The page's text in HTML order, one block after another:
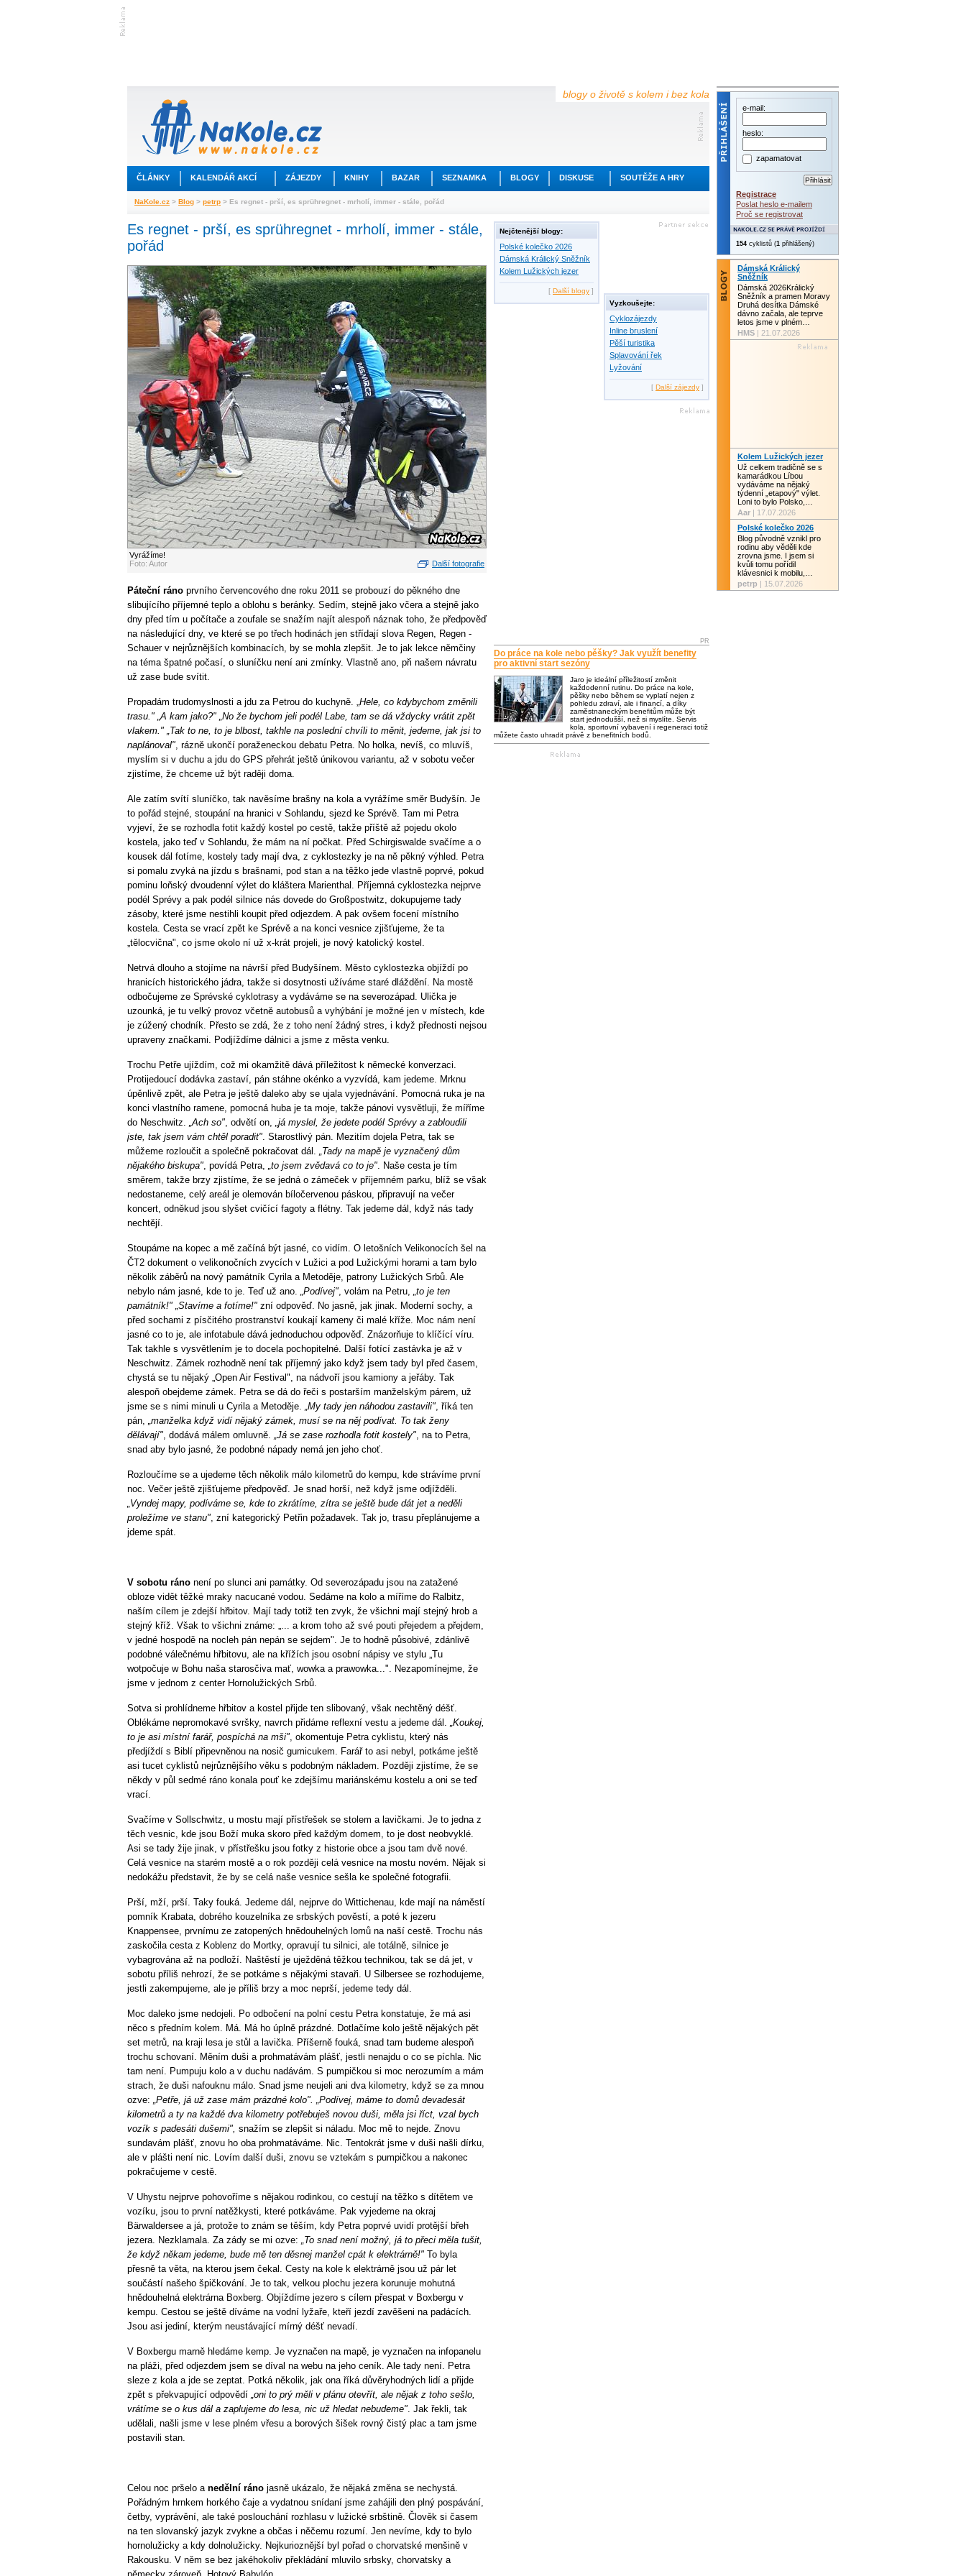
blogy o životě s kolem i bez kola
ČLÁNKY KALENDÁŘ AKCÍ ZÁJEZDY KNIHY BAZAR SEZNAMKA BLOGY DISKUSE SOUTĚŽE A HRY
NaKole.cz > Blog > petrp > Es regnet - prší, es sprühregnet - mrholí, immer - stále, pořád
Es regnet - prší, es sprühregnet - mrholí, immer - stále,
pořád
Vyrážíme!
Foto: Autor
Další fotografie
Páteční ráno prvního červencového dne roku 2011 se probouzí do pěkného dne
slibujícího příjemné teplo a oblohu s beránky. Sedím, stejně jako včera a stejně jako
dny před tím u počítače a zoufale se snažím najít alespoň náznak toho, že předpověď
na následující dny, ve které se po třech hodinách jen střídají slova Regen, Regen -
Schauer v nejrůznějších kombinacích, by se mohla zlepšit. Je to jak lekce němčiny
na téma špatné počasí, o sluníčku není ani zmínky. Vlastně ano, při našem návratu
už zase bude svítit.
Propadám trudomyslnosti a jdu za Petrou do kuchyně. „Hele, co kdybychom změnili
trasu." „A kam jako?" „No že bychom jeli podél Labe, tam se dá vždycky vrátit zpět
vlakem." „Tak to ne, to je blbost, takhle na poslední chvíli to měnit, jedeme, jak jsi to
naplánoval", rázně ukončí poraženeckou debatu Petra. No holka, nevíš, co mluvíš,
myslím si v duchu a jdu do GPS přehrát ještě únikovou variantu, až v sobotu večer
zjistíme, že chceme už být raději doma.
Ale zatím svítí sluníčko, tak navěsíme brašny na kola a vyrážíme směr Budyšín. Je
to pořád stejné, stoupání na hranici v Sohlandu, sjezd ke Sprévě. Tam mi Petra
vyjeví, že se rozhodla fotit každý kostel po cestě, takže příště až pojedu okolo
kostela, jako teď v Sohlandu, že mám na ní počkat. Před Schirgiswalde svačíme a o
kousek dál fotíme, kostely tady mají dva, z cyklostezky je na ně pěkný výhled. Petra
si pomalu zvyká na jízdu s brašnami, pod stan a na těžko jede vlastně poprvé, pokud
pominu loňský dvoudenní výlet do kláštera Marienthal. Příjemná cyklostezka nejprve
podél Sprévy a pak podél silnice nás dovede do Großpostwitz, dokupujeme tady
zásoby, které jsme nestihli koupit před odjezdem. A pak ovšem focení místního
kostela. Cesta se vrací zpět ke Sprévě a na konci vesnice zjišťujeme, že ta
„tělocvična", co jsme okolo ní už x-krát projeli, je nový katolický kostel.
Netrvá dlouho a stojíme na návrší před Budyšínem. Město cyklostezka objíždí po
hranicích historického jádra, takže si dosytnosti užíváme staré dláždění. Na mostě
odbočujeme ze Sprévské cyklotrasy a vydáváme se na severozápad. Ulička je
uzounká, je tu velký provoz včetně autobusů a vyhýbání je možné jen v místech, kde
je zúžený chodník. Přesto se zdá, že z toho není žádný stres, i když přednosti nejsou
upraveny značkami. Podjíždíme dálnici a jsme z města venku.
Trochu Petře ujíždím, což mi okamžitě dává příležitost k německé konverzaci.
Protijedoucí dodávka zastaví, pán stáhne okénko a vyzvídá, kam jedeme. Mrknu
úpěnlivě zpět, ale Petra je ještě daleko aby se ujala vyjednávání. Pomocná ruka je na
konci vlastního ramene, pomocná huba je ta moje, takže pánovi vysvětluji, že míříme
do Neschwitz. „Ach so", odvětí on, „já myslel, že jedete podél Sprévy a zabloudili
jste, tak jsem vám chtěl poradit". Starostlivý pán. Mezitím dojela Petra, tak se
můžeme rozloučit a společně pokračovat dál. „Tady na mapě je vyznačený dům
nějakého biskupa", povídá Petra, „to jsem zvědavá co to je". Naše cesta je tím
směrem, takže brzy zjistíme, že se jedná o zámeček v příjemném parku, blíž se však
nedostaneme, celý areál je olemován bíločervenou páskou, připravují na večer
koncert, odněkud jsou slyšet cvičící fagoty a flétny. Tak jedeme dál, když nás tady
nechtějí.
Stoupáme na kopec a mě začíná být jasné, co vidím. O letošních Velikonocích šel na
ČT2 dokument o velikonočních zvycích v Lužici a pod Lužickými horami a tam bylo
několik záběrů na nový památník Cyrila a Metoděje, patrony Lužických Srbů. Ale
nebylo nám jasné, kde to je. Teď už ano. „Podívej", volám na Petru, „to je ten
památník!" „Stavíme a fotíme!" zní odpověď. No jasně, jak jinak. Moderní sochy, a
před sochami z písčitého prostranství koukají kameny či malé kříže. Moc nám není
jasné co to je, ale infotabule dává jednoduchou odpověď. Znázorňuje to klíčící víru.
Tak takhle s vysvětlením je to docela pochopitelné. Další fotící zastávka je až v
Neschwitz. Zámek rozhodně není tak příjemný jako když jsem tady byl před časem,
chystá se tu nějaký „Open Air Festival", na nádvoří jsou kamiony a jeřáby. Tak
alespoň obejdeme zámek. Petra se dá do řeči s postarším manželským párem, už
jsme se s nimi minuli u Cyrila a Metoděje. „My tady jen náhodou zastavili", říká ten
pán, „manželka když vidí nějaký zámek, musí se na něj podívat. To tak ženy
dělávají", dodává málem omluvně. „Já se zase rozhodla fotit kostely", na to Petra,
snad aby bylo jasné, že podobné nápady nemá jen jeho choť.
Rozloučíme se a ujedeme těch několik málo kilometrů do kempu, kde strávíme první
noc. Večer ještě zjišťujeme předpověď. Je snad horší, než když jsme odjížděli.
„Vyndej mapy, podíváme se, kde to zkrátíme, zítra se ještě bude dát jet a neděli
proležíme ve stanu", zní kategorický Petřin požadavek. Tak jo, trasu přeplánujeme a
jdeme spát.
V sobotu ráno není po slunci ani památky. Od severozápadu jsou na zatažené
obloze vidět těžké mraky nacucané vodou. Sedáme na kolo a míříme do Ralbitz,
naším cílem je zdejší hřbitov. Mají tady totiž ten zvyk, že všichni mají stejný hrob a
stejný kříž. Však to všichni známe: „... a krom toho až své pouti přejedem a přejdem,
v jedné hospodě na nocleh pán nepán se sejdem". Je to hodně působivé, zdánlivě
podobné válečnému hřbitovu, ale na křížích jsou osobní nápisy ve stylu „Tu
wotpočuje w Bohu naša starosčiva mať, wowka a prawowka...". Nezapomínejme, že
jsme v jednom z center Hornolužických Srbů.
Sotva si prohlídneme hřbitov a kostel přijde ten slibovaný, však nechtěný déšť.
Oblékáme nepromokavé svršky, navrch přidáme reflexní vestu a jedeme dál. „Koukej,
to je asi místní farář, pospíchá na mši", okomentuje Petra cyklistu, který nás
předjíždí s Biblí připevněnou na nosič gumicukem. Farář to asi nebyl, potkáme ještě
asi tucet cyklistů nejrůznějšího věku s podobným nákladem. Později zjistíme, že se
někdy v půl sedmé ráno konala pouť ke zdejšímu mariánskému kostelu a oni se teď
vrací.
Svačíme v Sollschwitz, u mostu mají přístřešek se stolem a lavičkami. Je to jedna z
těch vesnic, kde jsou Boží muka skoro před každým domem, to je dost neobvyklé.
Asi se tady žije jinak, v přístřešku jsou fotky z historie obce a jsou tam dvě nové.
Celá vesnice na starém mostě a o rok později celá vesnice na mostu novém. Nějak si
nedokážu představit, že by se celá naše vesnice sešla ke společné fotografii.
Prší, mží, prší. Taky fouká. Jedeme dál, nejprve do Wittichenau, kde mají na náměstí
pomník Krabata, dobrého kouzelníka ze srbských pověstí, a poté k jezeru
Knappensee, prvnímu ze zatopených hnědouhelných lomů na naší cestě. Trochu nás
zaskočila cesta z Koblenz do Mortky, opravují tu silnici, ale totálně, silnice je
vybagrována až na podloží. Naštěstí je uježděná těžkou technikou, tak se dá jet, v
sobotu příliš nehrozí, že se potkáme s nějakými stavaři. U Silbersee se rozhodujeme,
jestli zakempujeme, ale je příliš brzy a moc neprší, jedeme tedy dál.
Moc daleko jsme nedojeli. Po odbočení na polní cestu Petra konstatuje, že má asi
něco s předním kolem. Má. Má ho úplně prázdné. Dotlačíme kolo ještě nějakých pět
set metrů, na kraji lesa je stůl a lavička. Příšerně fouká, snad tam budeme alespoň
trochu schovaní. Měním duši a prohmatávám plášť, jestli nenajdu o co se píchla. Nic
tam není. Pumpuju kolo a v duchu nadávám. S pumpičkou si moc nerozumím a mám
strach, že duši nafouknu málo. Snad jsme neujeli ani dva kilometry, když se za mnou
ozve: „Petře, já už zase mám prázdné kolo". „Podívej, máme to domů devadesát
kilometrů a ty na každé dva kilometry potřebuješ novou duši, měla jsi říct, vzal bych
vozík s padesáti dušemi", snažím se zlepšit si náladu. Moc mě to nejde. Znovu
sundavám plášť, znovu ho oba prohmatáváme. Nic. Tentokrát jsme v duši našli dírku,
ale v plášti není nic. Lovím další duši, znovu se vztekám s pumpičkou a nakonec
pokračujeme v cestě.
V Uhystu nejprve pohovoříme s nějakou rodinkou, co cestují na těžko s dítětem ve
vozíku, jsou to první natěžkysti, které potkáváme. Pak vyjedeme na okraj
Bärwaldersee a já, protože to znám se těším, kdy Petra poprvé uvidí protější břeh
jezera. Nezklamala. Za zády se mi ozve: „To snad není možný, já to přeci měla tušit,
že když někam jedeme, bude mě ten děsnej manžel cpát k elektrárně!" To byla
přesně ta věta, na kterou jsem čekal. Cesty na kole k elektrárně jsou už pár let
součástí našeho špičkování. Je to tak, velkou plochu jezera korunuje mohutná
hnědouhelná elektrárna Boxberg. Objíždíme jezero s cílem přespat v Boxbergu v
kempu. Cestou se ještě díváme na vodní lyžaře, kteří jezdí zavěšeni na padácích.
Jsou asi jediní, kterým neustávající mírný déšť nevadí.
V Boxbergu marně hledáme kemp. Je vyznačen na mapě, je vyznačen na infopanelu
na pláži, před odjezdem jsem se díval na webu na jeho ceník. Ale tady není. Petra
sleze z kola a jde se zeptat. Potká několik, jak ona říká důvěryhodných lidí a přijde
zpět s překvapující odpovědí „oni to prý měli v plánu otevřít, ale nějak z toho sešlo,
vrátíme se o kus dál a zaplujeme do lesa, nic už hledat nebudeme". Jak řekli, tak
udělali, našli jsme v lese plném vřesu a borových šišek rovný čistý plac a tam jsme
postavili stan.
Celou noc pršelo a nedělní ráno jasně ukázalo, že nějaká změna se nechystá.
Pořádným hrnkem horkého čaje a vydatnou snídaní jsme zahájili den plný pospávání,
četby, vyprávění, ale také poslouchání rozhlasu v lužické srbštině. Člověk si časem
na ten slovanský jazyk zvykne a občas i něčemu rozumí. Jen nevíme, kdy to bylo
hornolužicky a kdy dolnolužicky. Nejkurioznější byl pořad o chorvatské menšině v
Rakousku. V něm se bez jakéhokoliv překládání mluvilo srbsky, chorvatsky a
Nejčtenější blogy:
Polské kolečko 2026
Dámská Králický Sněžník
Kolem Lužických jezer
[ Další blogy ]
Vyzkoušejte:
Cyklozájezdy
Inline bruslení
Pěší turistika
Splavování řek
Lyžování
[ Další zájezdy ]
PR
Do práce na kole nebo pěšky? Jak využít benefity
pro aktivní start sezóny
Jaro je ideální příležitostí změnit
každodenní rutinu. Do práce na kole,
pěšky nebo během se vyplatí nejen z
pohledu zdraví, ale i financí, a díky
zaměstnaneckým benefitům může být
start jednodušší, než si myslíte. Servis
kola, sportovní vybavení i regeneraci totiž
můžete často uhradit právě z benefitních bodů.
e-mail:
heslo:
zapamatovat
Registrace
Poslat heslo e-mailem
Proč se registrovat
154 cyklistů (1 přihlášený)
Dámská Králický
Sněžník
Dámská 2026Králický
Sněžník a pramen Moravy
Druhá desítka Dámské
dávno začala, ale teprve
letos jsme v plném…
HMS | 21.07.2026
Kolem Lužických jezer
Už celkem tradičně se s
kamarádkou Líbou
vydáváme na nějaký
týdenní „etapový" výlet.
Loni to bylo Polsko,…
Aar | 17.07.2026
Polské kolečko 2026
Blog původně vznikl pro
rodinu aby věděli kde
zrovna jsme. I jsem si
kvůli tomu pořídil
klávesnici k mobilu,…
petrp | 15.07.2026